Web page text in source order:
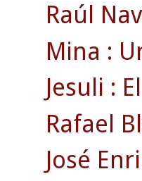
Raúl
Mina :
Jesuli :
Rafael
José